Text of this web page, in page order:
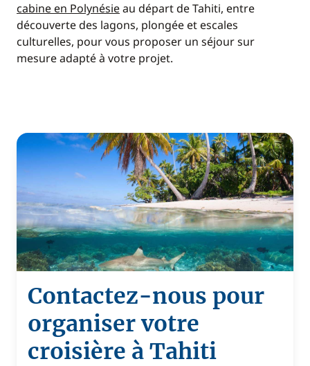
cabine en Polynésieau départ de Tahiti, entre
découverte des lagons, plongée et escales
culturelles, pour vous proposer un séjour sur
mesure adapté à votre projet.
Contactez-nous pour
organiser votre
croisière à Tahiti